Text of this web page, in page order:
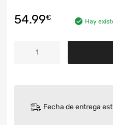
54.99€ Hay
Fecha de entrega